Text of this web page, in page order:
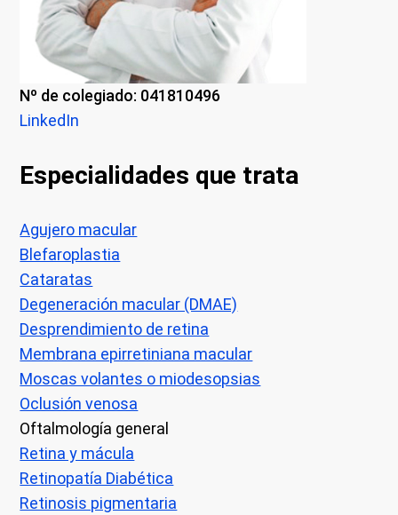
Nº de colegiado: 041810496
LinkedIn
Especialidades que trata
Agujero macular
Blefaroplastia
Cataratas
Degeneración macular (DMAE)
Desprendimiento de retina
Membrana epirretiniana macular
Moscas volantes o miodesopsias
Oclusión venosa
Oftalmología general
Retina y mácula
Retinopatía Diabética
Retinosis pigmentaria